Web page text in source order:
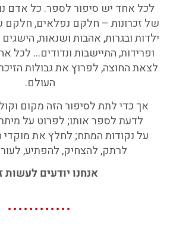
לכל אחד יש סיפור לספר. כל אדם
של זכרונות – חלקם נפלאים, חלקם
ילדות ובגרות, אהבות ושנאות,
ופרידות, התיישבות ונדודים…
לצאת החוצה, לפרוץ את גבולות
העולם.
אך כדי לתת לסיפור הזה מקום
לדעת לספר אותו; לפרוט על
על נקודות המתח; לחלץ את
לרתק, להצחיק, להפתיע,
אנחנו יודעים לעשות
............